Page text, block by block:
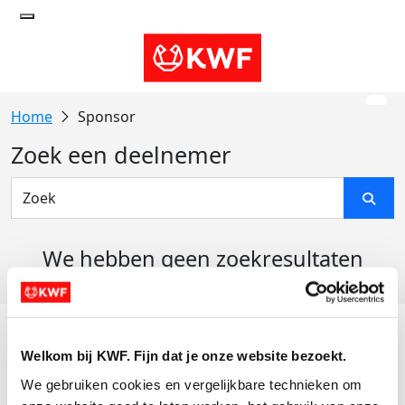
Welkom bij KWF. Fijn dat je onze website bezoekt.
We gebruiken cookies en vergelijkbare technieken om
Sponsor
Zoek een deelnemer
We hebben geen zoekresultaten
Actiematerialen
Evenementen